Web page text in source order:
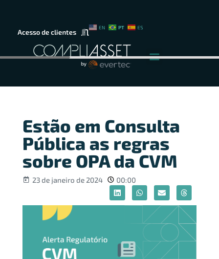
Acesso de clientes
EN PT ES
Estão em Consulta
Pública as regras
sobre OPA da CVM
23 de janeiro de 2024 00:00